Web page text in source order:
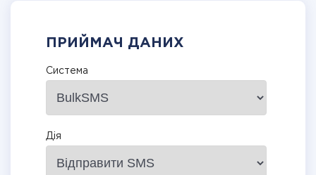
ПРИЙМАЧ ДАНИХ
Система
Дія